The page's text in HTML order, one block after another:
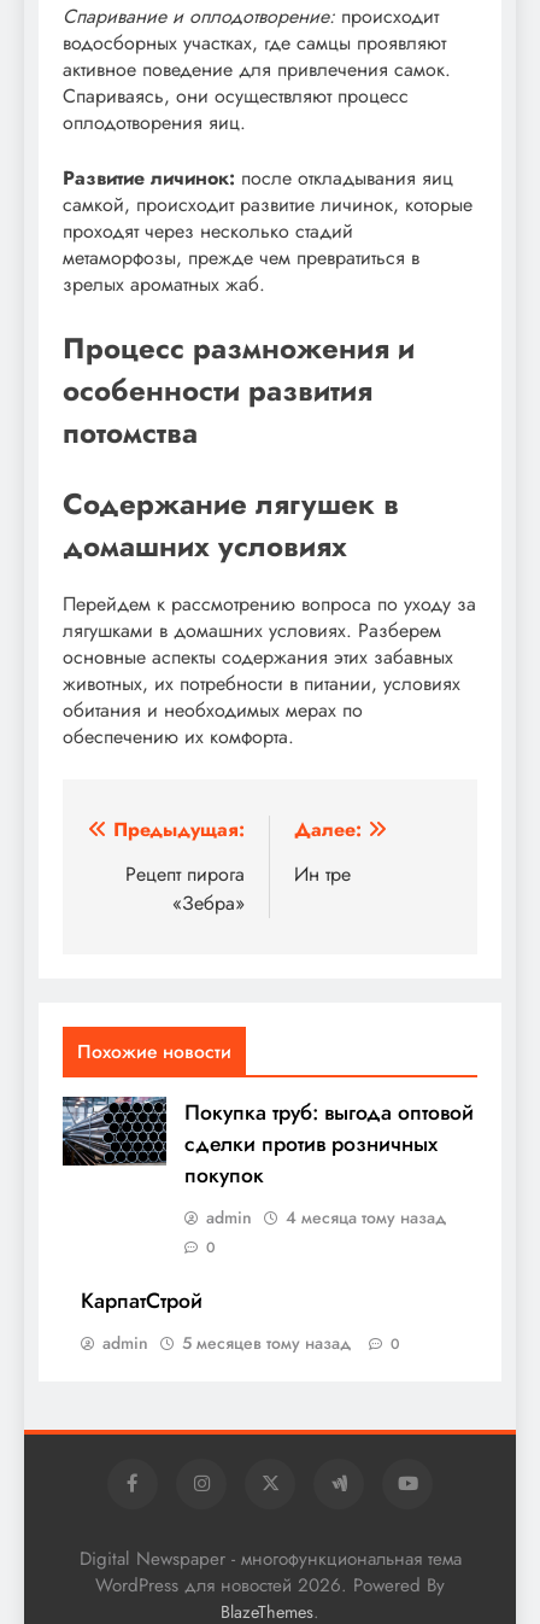
Спаривание и оплодотворение: происходит
водосборных участках, где самцы проявляют
активное поведение для привлечения самок.
Спариваясь, они осуществляют процесс
оплодотворения яиц.
Развитие личинок: после откладывания яиц
самкой, происходит развитие личинок, которые
проходят через несколько стадий
метаморфозы, прежде чем превратиться в
зрелых ароматных жаб.
Процесс размножения и
особенности развития
потомства
Содержание лягушек в
домашних условиях
Перейдем к рассмотрению вопроса по уходу за
лягушками в домашних условиях. Разберем
основные аспекты содержания этих забавных
животных, их потребности в питании, условиях
обитания и необходимых мерах по
обеспечению их комфорта.
Навигация
записям
Предыдущая:
Рецепт пирога
«Зебра»
Далее:
Ин тре
Похожие новости
Покупка труб: выгода оптовой
сделки против розничных
покупок
admin 4 месяца тому назад
0
КарпатСтрой
admin 5 месяцев тому назад 0
Digital Newspaper - многофункциональная тема
WordPress для новостей 2026. Powered By
BlazeThemes.